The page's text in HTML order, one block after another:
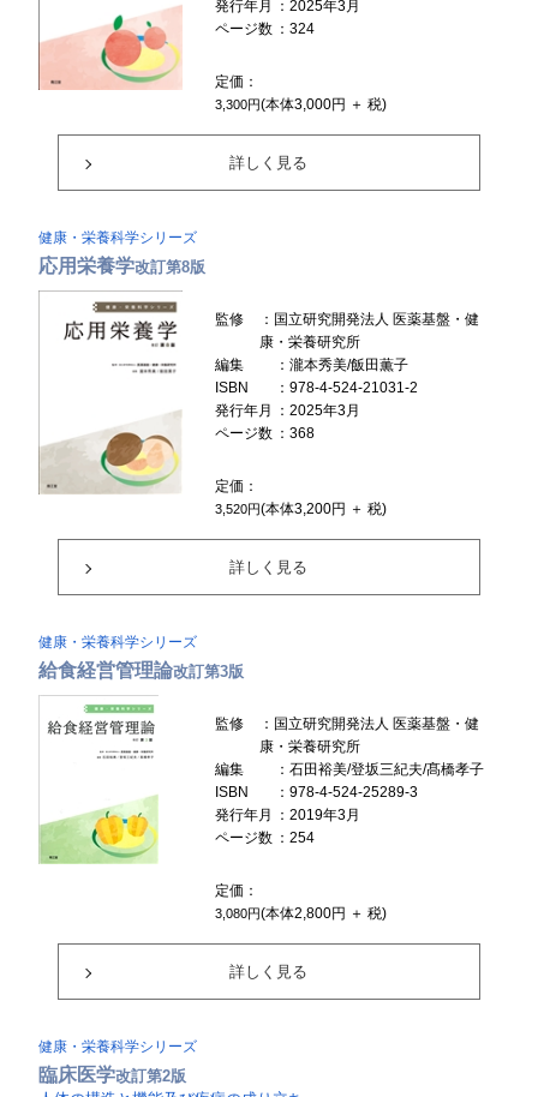
発行年月
：2025年3月
ページ数 ：324
定価：
3,300円(本体3,000円 ＋ 税)
詳しく見る
健康・栄養科学シリーズ
応用栄養学改訂第8版
監修
：国立研究開発法人 医薬基盤・健
康・栄養研究所
編集
：瀧本秀美/飯田薫子
ISBN
：978-4-524-21031-2
発行年月
：2025年3月
ページ数 ：368
定価：
3,520円(本体3,200円 ＋ 税)
詳しく見る
健康・栄養科学シリーズ
給食経営管理論改訂第3版
監修
：国立研究開発法人 医薬基盤・健
康・栄養研究所
編集
：石田裕美/登坂三紀夫/髙橋孝子
ISBN
：978-4-524-25289-3
発行年月
：2019年3月
ページ数 ：254
定価：
3,080円(本体2,800円 ＋ 税)
詳しく見る
健康・栄養科学シリーズ
臨床医学改訂第2版